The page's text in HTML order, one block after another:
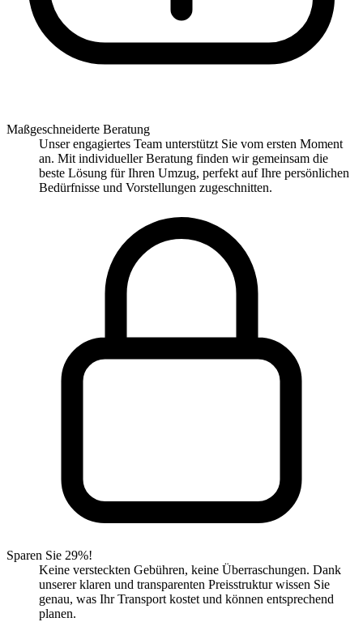
Maßgeschneiderte Beratung
Unser engagiertes Team unterstützt Sie vom ersten Moment
an. Mit individueller Beratung finden wir gemeinsam die
beste Lösung für Ihren Umzug, perfekt auf Ihre persönlichen
Bedürfnisse und Vorstellungen zugeschnitten.
Sparen Sie 29%!
Keine versteckten Gebühren, keine Überraschungen. Dank
unserer klaren und transparenten Preisstruktur wissen Sie
genau, was Ihr Transport kostet und können entsprechend
planen.